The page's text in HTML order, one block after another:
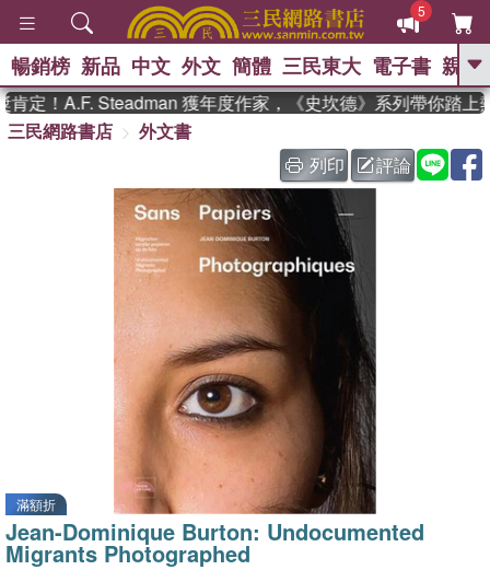
5
GO
如果歷史是一群喵 、 國際布克獎 臺灣
、 方念華 、 台灣的李登輝時
代 、 數學女孩：黎曼猜想
迷走神經
暢銷榜 新品 中文 外文 簡體 三民東大 電子書 親子
定！A.F. Steadman 獲年度作家，《史坎德》系列帶你踏上熱
三民網路書店
外文書
列印
評論
滿額折
Jean-Dominique Burton: Undocumented
Migrants Photographed